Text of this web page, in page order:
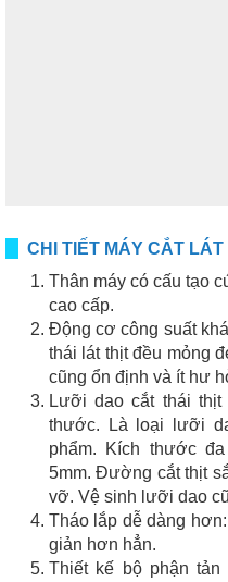
CHI TIẾT MÁY CẮT
Thân máy có cấu tạo
cao cấp.
Động cơ công suất
thái lát thịt đều mỏng
cũng ổn định và ít hư
Lưỡi dao cắt thái
thước. Là loại lưỡi
phẩm. Kích thước
5mm. Đường cắt thịt
vỡ. Vệ sinh lưỡi dao
Tháo lắp dễ dàng
giản hơn hẳn.
Thiết kế bộ phận tản